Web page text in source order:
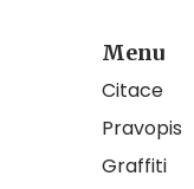
Menu
Citace
Pravopis
Graffiti